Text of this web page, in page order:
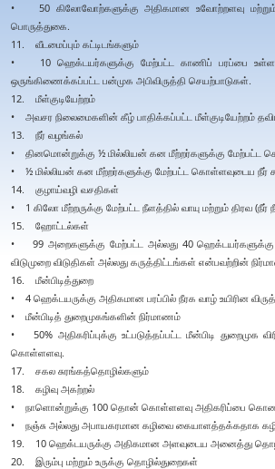
• 50 கிலோவோற்களுக்கு அதிகமான உவோற்றளவு மற்றும்
பொருத்துகை.
11. வீடமைப்பும் கட்டிடங்களும்
• 10 ஹெக்டயர்களுக்கு மேற்பட்ட காணிப் பரப்பை
ஒருங்கிணைக்கப்பட்ட பன்முக அபிவிருத்தி செயற்பாடுகள்.
12. மீள்குடியேற்றம்
• அவசர நிலைமைகளின் கீழ் பாதிக்கப்பட்ட மீள்குடியேற்றம்
13. நீர் வழங்கல்
• தினமொன்றுக்கு ½ மில்லியன் கன மீற்றர்களுக்கு மேற்பட்ட
• ½ மில்லியன் கன மீற்றர்களுக்கு மேற்பட்ட கொள்ளவுடைய நீர்
14. குழாய்வழி வசதிகள்
• 1 கிலோ மீற்றருக்கு மேற்பட்ட நீளத்தில் வாயு மற்றும் திரவ
15. ஹோட்டல்கள்
• 99 அறைகளுக்கு மேற்பட்ட அல்லது 40
விடுமுறை விடுதிகள் அல்லது கருத்திட்டங்கள் என்பவற்றின்
16. மீன்பிடித்துறை
• 4 ஹெக்டயருக்கு அதிகமான பரப்பில் நீரக வாழ் உயிரின
• மீன்பிடித் துறைமுகங்களின் நிர்மாணம்
• 50% அதிகரிப்புக்கு உட்படுத்தப்பட்ட மீன்பிடி
கொள்ளளவு.
17. சகல சுரங்கத்தொழில்களும்
18. கழிவு அகற்றல்
• நாளொன்றுக்கு 100 தொன் கொள்ளளவு அதிகரிப்பை
• நஞ்சு அல்லது அபாயகரமான கழிவை கையாளத்தக்கதாக
19. 10 ஹெக்டயருக்கு அதிகமான அளவுடைய அனைத்து
20. இரும்பு மற்றும் உருக்கு தொழில்துறைகள்